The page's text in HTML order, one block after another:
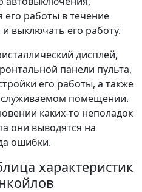
работы в течение
выключать его работу.
дисплей,
панели пульта,
его работы, а также
помещении.
каких-то неполадок
они выводятся на
ошибки.
характеристик